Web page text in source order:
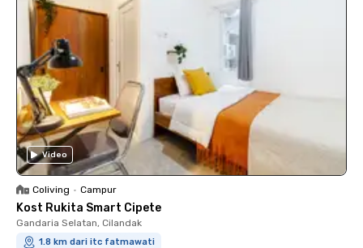
Video
Coliving • Campur
Kost Rukita Smart Cipete
Gandaria Selatan, Cilandak
1.8 km dari itc fatmawati